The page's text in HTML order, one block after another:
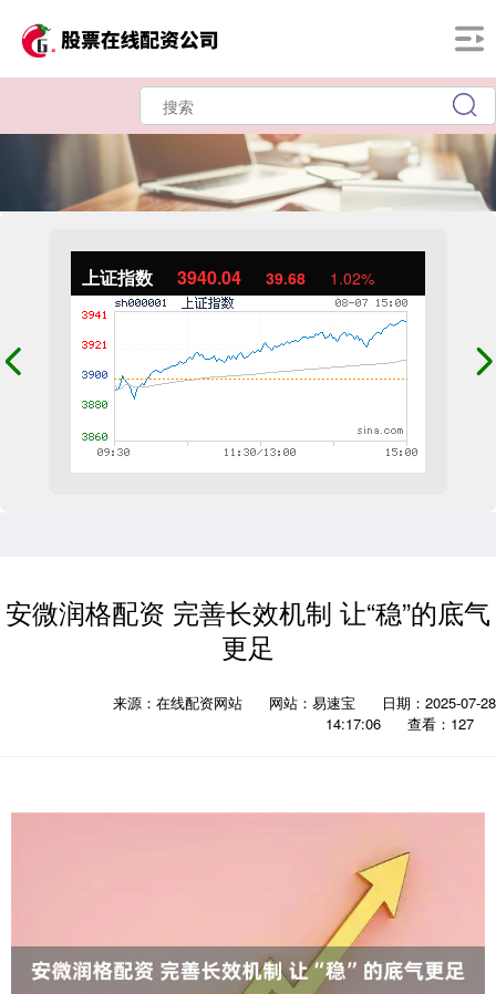
上证指数 3940.04 39.68 1.02%
安微润格配资 完善长效机制 让“稳”的底气
更足
来源：在线配资网站 网站：易速宝
日期：2025-07-28
14:17:06
查看：127